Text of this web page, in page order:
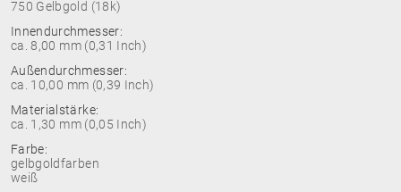
750 Gelbgold (18k)
Innendurchmesser:
ca. 8,00 mm (0,31 Inch)
Außendurchmesser:
ca. 10,00 mm (0,39 Inch)
Materialstärke:
ca. 1,30 mm (0,05 Inch)
Farbe:
gelbgoldfarben
weiß